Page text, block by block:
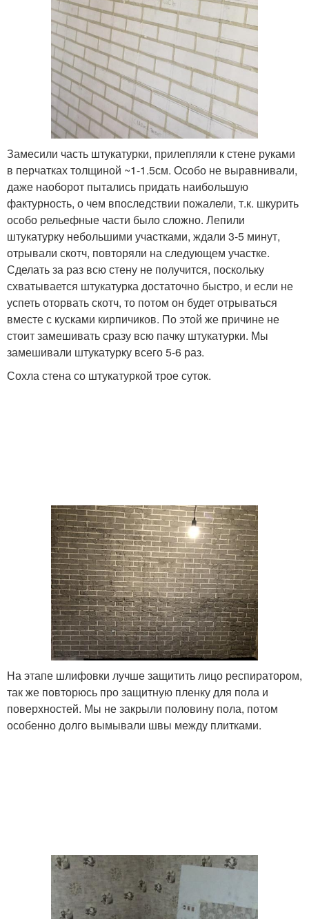
Замесили часть штукатурки, прилепляли к стене руками
в перчатках толщиной ~1-1.5см. Особо не выравнивали,
даже наоборот пытались придать наибольшую
фактурность, о чем впоследствии пожалели, т.к. шкурить
особо рельефные части было сложно. Лепили
штукатурку небольшими участками, ждали 3-5 минут,
отрывали скотч, повторяли на следующем участке.
Сделать за раз всю стену не получится, поскольку
схватывается штукатурка достаточно быстро, и если не
успеть оторвать скотч, то потом он будет отрываться
вместе с кусками кирпичиков. По этой же причине не
стоит замешивать сразу всю пачку штукатурки. Мы
замешивали штукатурку всего 5-6 раз.
Сохла стена со штукатуркой трое суток.
На этапе шлифовки лучше защитить лицо респиратором,
так же повторюсь про защитную пленку для пола и
поверхностей. Мы не закрыли половину пола, потом
особенно долго вымывали швы между плитками.